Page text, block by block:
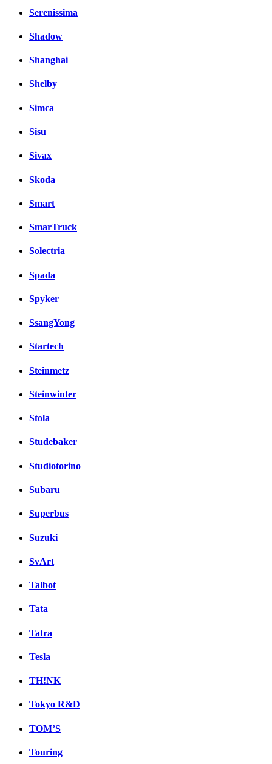
Serenissima
Shadow
Shanghai
Shelby
Simca
Sisu
Sivax
Skoda
Smart
SmarTruck
Solectria
Spada
Spyker
SsangYong
Startech
Steinmetz
Steinwinter
Stola
Studebaker
Studiotorino
Subaru
Superbus
Suzuki
SvArt
Talbot
Tata
Tatra
Tesla
TH!NK
Tokyo R&D
TOM’S
Touring